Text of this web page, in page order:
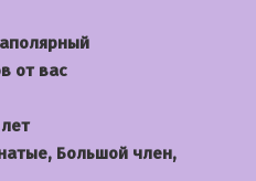
от вас
Большой член,